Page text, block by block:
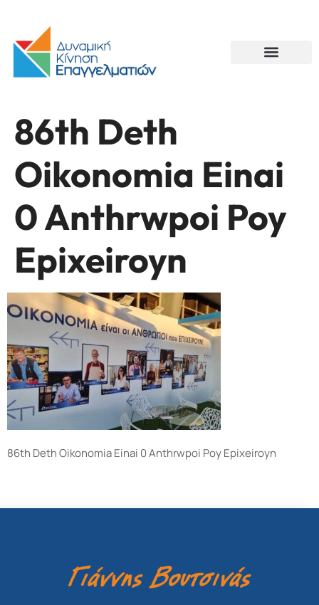
86th Deth
Oikonomia Einai
0 Anthrwpoi Poy
Epixeiroyn
86th Deth Oikonomia Einai 0 Anthrwpoi Poy Epixeiroyn